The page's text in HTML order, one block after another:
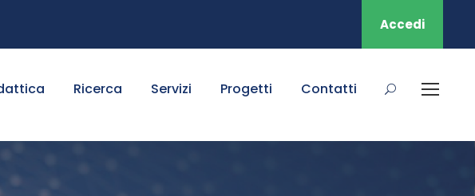
Accedi
Ricerca Servizi Progetti Contatti